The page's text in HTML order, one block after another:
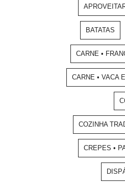
BATATAS
CARNE •
CARNE • VACA
COZINHA
CREPES •